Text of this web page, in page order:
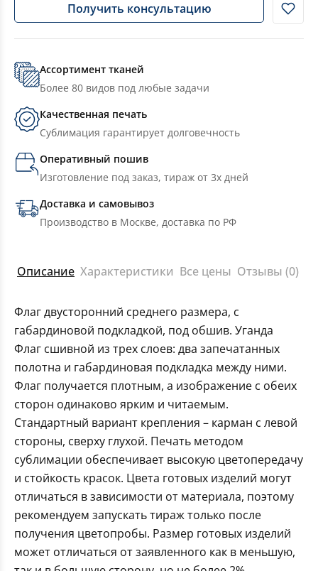
Получить консультацию
Ассортимент тканей
Более 80 видов под любые задачи
Качественная печать
Сублимация гарантирует долговечность
Оперативный пошив
Изготовление под заказ, тираж от 3х дней
Доставка и самовывоз
Производство в Москве, доставка по РФ
Описание Характеристики Все цены Отзывы (0)
Флаг двусторонний среднего размера, с
габардиновой подкладкой, под обшив. Уганда
Флаг сшивной из трех слоев: два запечатанных
полотна и габардиновая подкладка между ними.
Флаг получается плотным, а изображение с обеих
сторон одинаково ярким и читаемым.
Стандартный вариант крепления – карман с левой
стороны, сверху глухой. Печать методом
сублимации обеспечивает высокую цветопередачу
и стойкость красок. Цвета готовых изделий могут
отличаться в зависимости от материала, поэтому
рекомендуем запускать тираж только после
получения цветопробы. Размер готовых изделий
может отличаться от заявленного как в меньшую,